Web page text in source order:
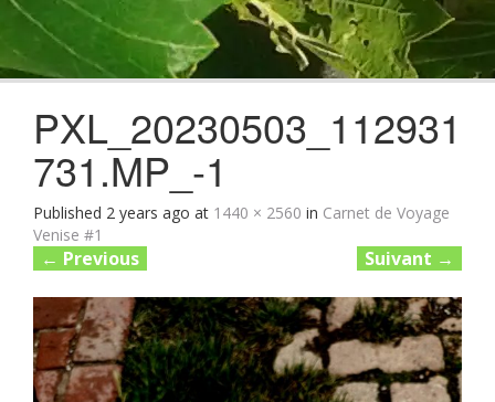
Skip
to
PXL_20230503_112931
731.MP_-1
Published 2 years ago at 1440 × 2560 in Carnet de Voyage
Venise #1
← Previous Suivant →